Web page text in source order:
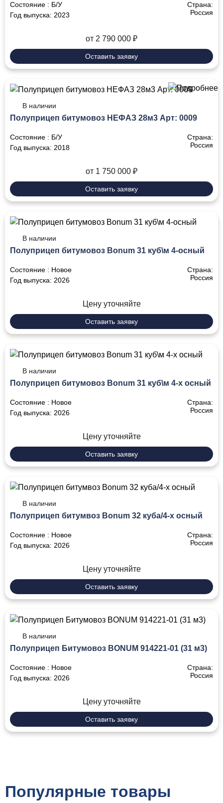
Состояние : Б/У
Страна:
Россия
Год выпуска: 2023
от 2 790 000 ₽
Оставить заявку
В наличии
Полуприцеп битумовоз НЕФАЗ 28м3 Арт: 0009
Состояние : Б/У
Страна:
Россия
Год выпуска: 2018
от 1 750 000 ₽
Оставить заявку
В наличии
Полуприцеп битумовоз Bonum 31 куб\м 4-осный
Состояние : Новое
Страна:
Россия
Год выпуска: 2026
Цену уточняйте
Оставить заявку
В наличии
Полуприцеп битумовоз Bonum 31 куб\м 4-х осный
Состояние : Новое
Страна:
Россия
Год выпуска: 2026
Цену уточняйте
Оставить заявку
В наличии
Полуприцеп битумвоз Bonum 32 куба/4-х осный
Состояние : Новое
Страна:
Россия
Год выпуска: 2026
Цену уточняйте
Оставить заявку
В наличии
Полуприцеп Битумовоз BONUM 914221-01 (31 м3)
Состояние : Новое
Страна:
Россия
Год выпуска: 2026
Цену уточняйте
Оставить заявку
Популярные товары